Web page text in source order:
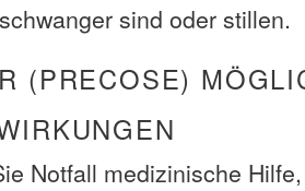
sind oder stillen.
(PRECOSE)
Notfall medizinische